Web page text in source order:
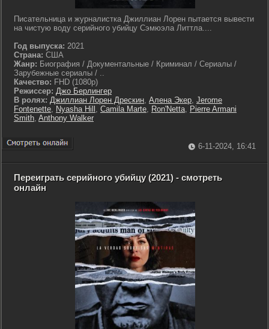
Писательница и журналистка Джиллиан Лорен пытается вывести
на чистую воду серийного убийцу Сэмюэла Литтла....
Год выпуска: 2021
Страна: США
Жанр: Биография / Документальные / Криминал / Сериалы /
Зарубежные сериалы / ..
Качество: FHD (1080p)
Режиссер: Джо Берлингер
В ролях: Джиллиан Лорен Дрескин, Алена Экер, Jerome
Fontenette, Nyasha Hill , Camila Marte, Ron'Netta, Pierre Armani
Smith, Anthony Walker
6-11-2024, 16:41
Переиграть серийного убийцу (2021) - смотреть
онлайн